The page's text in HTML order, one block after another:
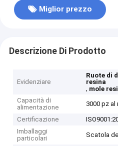
Miglior prezzo
Descrizione Di Prodotto
Evidenziare
Ruote di
resina
, mole
Capacità di
alimentazione
3000 pz al
Certificazione
Imballaggi
particolari
Scatola